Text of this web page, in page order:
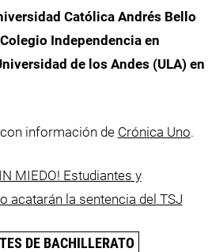
Católica Andrés Bello
Independencia en
de los Andes (ULA) en
información de Crónica Uno.
MIEDO! Estudiantes y
acatarán la sentencia del TSJ
DE BACHILLERATO